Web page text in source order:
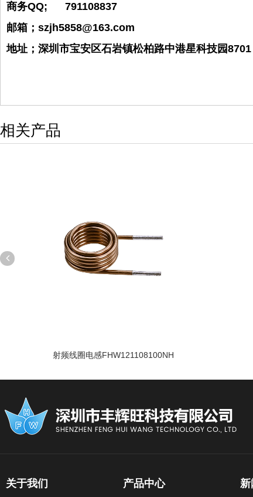
商务QQ; 791108837
邮箱；szjh5858@163.com
地址；深圳市宝安区石岩镇松柏路中港星科技园8701
相关产品
射频线圈电感FHW121108100NH
关于我们 产品中心